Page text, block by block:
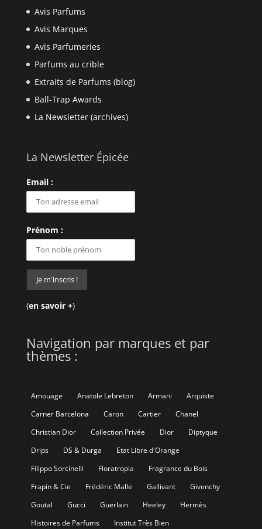
Avis Parfums
Avis Marques
Avis Parfumeries
Parfums au crible
Extraits de Parfums (blog)
Ball-Trap Awards
La Newsletter (archives)
La Newsletter Épicée
Email :
Prénom :
(en savoir +)
Navigation par marques et par
thèmes :
Amouage Anatole Lebreton Armani
Arquiste
Carner Barcelona
Caron Cartier
Chanel
Christian Dior
Collection Privée Dior
Diptyque
Drips
DS & Durga
Etat Libre d'Orange
Filippo Sorcinelli
Floratropia
Fragrance du Bois
Frapin & Cie
Frédéric Malle Gallivant
Givenchy
Goutal
Gucci Guerlain Heeley
Hermès
Histoires de Parfums
Institut Très Bien